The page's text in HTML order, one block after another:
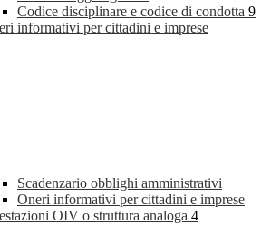
Codice disciplinare e codice di condotta 9
informativi per cittadini e imprese
Scadenzario obblighi amministrativi
Oneri informativi per cittadini e imprese
OIV o struttura analoga 4